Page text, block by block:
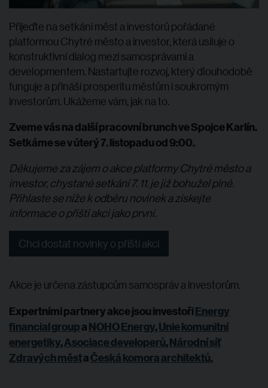
Přijeďte na setkání měst a investorů pořádané
platformou Chytré město a investor, která usiluje o
konstruktivní dialog mezi samosprávami a
developmentem. Nastartujte rozvoj, který dlouhodobě
funguje a přináší prosperitu městům i soukromým
investorům. Ukážeme vám, jak na to.
Zveme vás na další pracovní brunch ve Spojce Karlín.
Setkáme se v úterý 7. listopadu od 9:00.
Děkujeme za zájem o akce platformy Chytré město a
investor, chystané setkání 7. 11. je již bohužel plné.
Přihlaste se níže k odběru novinek a získejte
informace o příští akci jako první.
Chci dostat novinky o příští akci
Akce je určena zástupcům samospráv a investorům.
Expertními partnery akce jsou investořiEnergy
financial groupaNOHO Energy,Unie komunitní
energetiky,Asociace developerů,Národní síť
Zdravých městaČeská komora architektů.